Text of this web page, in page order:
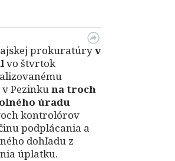
prokuratúryv
vo štvrtok
Pezinkuna troch
úradu
kontrolórov
podplácania a
dohľadu z
úplatku.